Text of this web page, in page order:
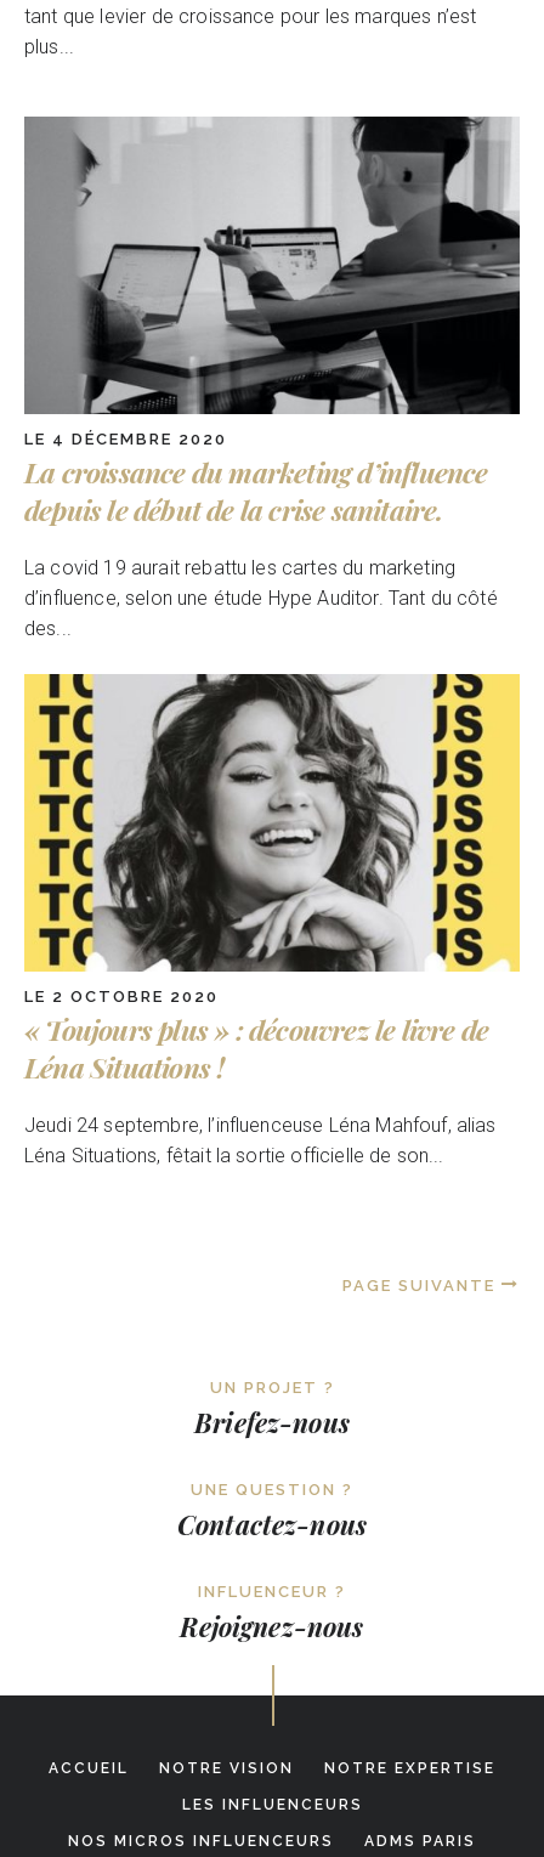
tant que levier de croissance pour les marques n’est
plus...
LE 4 DÉCEMBRE 2020
La croissance du marketing d’influence
depuis le début de la crise sanitaire.
La covid 19 aurait rebattu les cartes du marketing
d’influence, selon une étude Hype Auditor. Tant du côté
des...
LE 2 OCTOBRE 2020
« Toujours plus » : découvrez le livre de
Léna Situations !
Jeudi 24 septembre, l’influenceuse Léna Mahfouf, alias
Léna Situations, fêtait la sortie officielle de son...
PAGE SUIVANTE
UN PROJET ?
Briefez-nous
UNE QUESTION ?
Contactez-nous
INFLUENCEUR ?
Rejoignez-nous
ACCUEIL NOTRE VISION NOTRE EXPERTISE
LES INFLUENCEURS
NOS MICROS INFLUENCEURS ADMS PARIS